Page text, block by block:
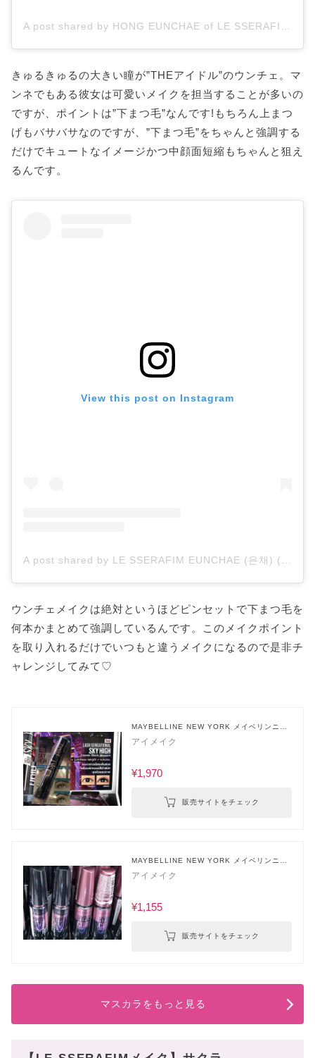
A post shared by HONG EUNCHAE of LE SSERAFIM (@hhh.e_c.v)
きゅるきゅるの大きい瞳が”THEアイドル”のウンチェ。マ
ンネでもある彼女は可愛いメイクを担当することが多いの
ですが、ポイントは”下まつ毛”なんです!もちろん上まつ
げもバサバサなのですが、”下まつ毛”をちゃんと強調する
だけでキュートなイメージかつ中顔面短縮もちゃんと狙え
るんです。
View this post on Instagram
A post shared by LE SSERAFIM EUNCHAE (은채) (@lesserafimz_eunchae)
ウンチェメイクは絶対というほどピンセットで下まつ毛を
何本かまとめて強調しているんです。このメイクポイント
を取り入れるだけでいつもと違うメイクになるので是非チ
ャレンジしてみて♡
MAYBELLINE NEW YORK メイベリンニュ
ーヨーク
アイメイク
¥1,970
販売サイトをチェック
MAYBELLINE NEW YORK メイベリンニュ
ーヨーク
アイメイク
¥1,155
販売サイトをチェック
マスカラをもっと見る